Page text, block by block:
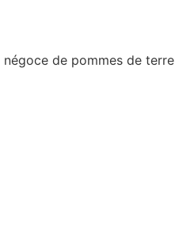
de pommes de terre